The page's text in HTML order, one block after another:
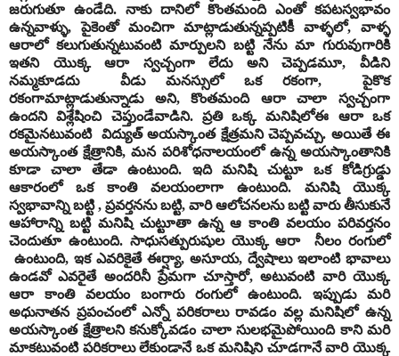
జరుగుతూ ఉండేది. నాకు దానిలో కొంతమంది ఎంతో కపటస్వభావం
ఉన్నవాళ్ళు, పైకెంతో మంచిగా మాట్లాడుతున్నప్పటికీ వాళ్ళలో, వాళ్ళ
ఆరాలో కలుగుతున్నటువంటి మార్పులని బట్టి నేను మా గురువుగారికి
ఇతని యొక్క ఆరా స్వచ్చంగా లేదు అని చెప్పడమూ, వీడిని
నమ్మకూడదు వీడు మనస్సులో ఒక రకంగా, పైకొక
రకంగామాట్లాడుతున్నాడు అని, కొంతమంది ఆరా చాలా స్వచ్చంగా
ఉందని విశ్లేషించి చెప్తుండేవాడిని. ప్రతి ఒక్క మనిషిలోఈ ఆరా ఒక
రకమైనటువంటి విద్యుత్ అయస్కాంత క్షేత్రమని చెప్పవచ్చు. అయితే ఈ
అయస్కాంత క్షేత్రానికి, మన పరిశోధనాలయంలో ఉన్న అయస్కాంతానికి
కూడా చాలా తేడా ఉంటుంది. ఇది మనిషి చుట్టూ ఒక కోడిగ్రుడ్డు
ఆకారంలో ఒక కాంతి వలయంలాగా ఉంటుంది. మనిషి యొక్క
స్వభావాన్ని బట్టి , ప్రవర్తనను బట్టి, వారి ఆలోచనలను బట్టి వారు తీసుకునే
ఆహారాన్ని బట్టి మనిషి చుట్టూతా ఉన్న ఆ కాంతి వలయం పరివర్తనం
చెందుతూ ఉంటుంది. సాధుసత్పురుషుల యొక్క ఆరా నీలం రంగులో
ఉంటుంది, ఇక ఎవరికైతే ఈర్ష్యా, అసూయ, ద్వేషాలు ఇలాంటి భావాలు
ఉండవో ఎవరైతే అందరినీ ప్రేమగా చూస్తారో, అటువంటి వారి యొక్క
ఆరా కాంతి వలయం బంగారు రంగులో ఉంటుంది. ఇప్పుడు మరి
అధునాతన ప్రపంచంలో ఎన్నో పరికరాలు రావడం వల్ల మనిషిలో ఉన్న
అయస్కాంత క్షేత్రాలని కనుక్కోవడం చాలా సులభమైపోయింది కాని మరి
మాకటువంటి పరికరాలు లేకుండానే ఒక మనిషిని చూడగానే వారి యొక్క